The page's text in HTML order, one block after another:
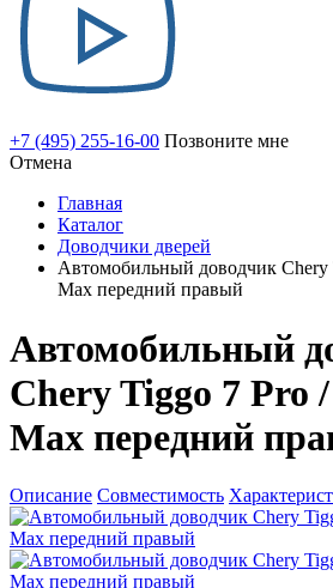
+7 (495) 255-16-00 Позвоните мне
Отмена
Главная
Каталог
Доводчики дверей
Автомобильный доводчик Chery
Max передний правый
Автомобильный
Chery Tiggo 7 Pro
Max передний
Описание Совместимость